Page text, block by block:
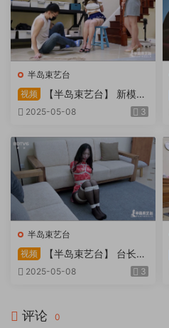
半岛束艺台
视频
【半岛束艺台】 新模奎
因试镜，宛如阿紫再现
2025-05-08 3
半岛束艺台
视频
【半岛束艺台】 台长不
在的时候
2025-05-08 3
评论 0